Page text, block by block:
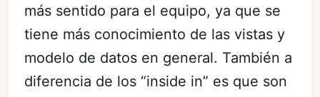
más sentido para el equipo, ya que se
tiene más conocimiento de las vistas y
modelo de datos en general. También a
diferencia de los “inside in” es que son